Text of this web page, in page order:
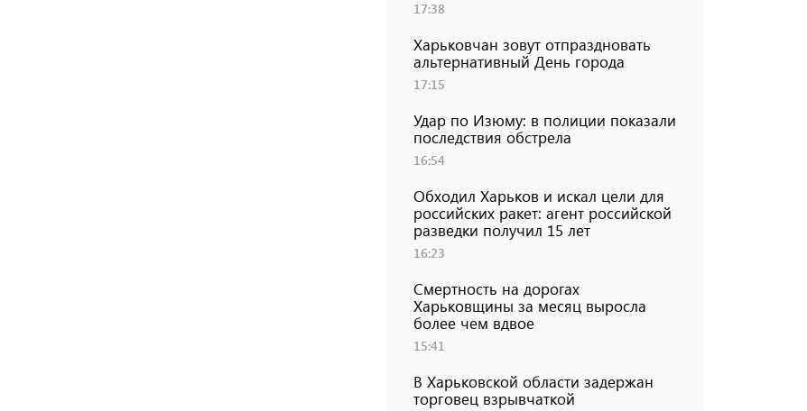
17:38
Харьковчан зовут отпраздновать
альтернативный День города
17:15
Удар по Изюму: в полиции показали
последствия обстрела
16:54
Обходил Харьков и искал цели для
российских ракет: агент российской
разведки получил 15 лет
16:23
Смертность на дорогах
Харьковщины за месяц выросла
более чем вдвое
15:41
В Харьковской области задержан
торговец взрывчаткой